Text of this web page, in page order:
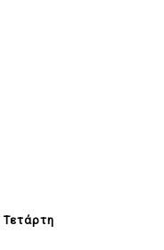
Τετάρτη